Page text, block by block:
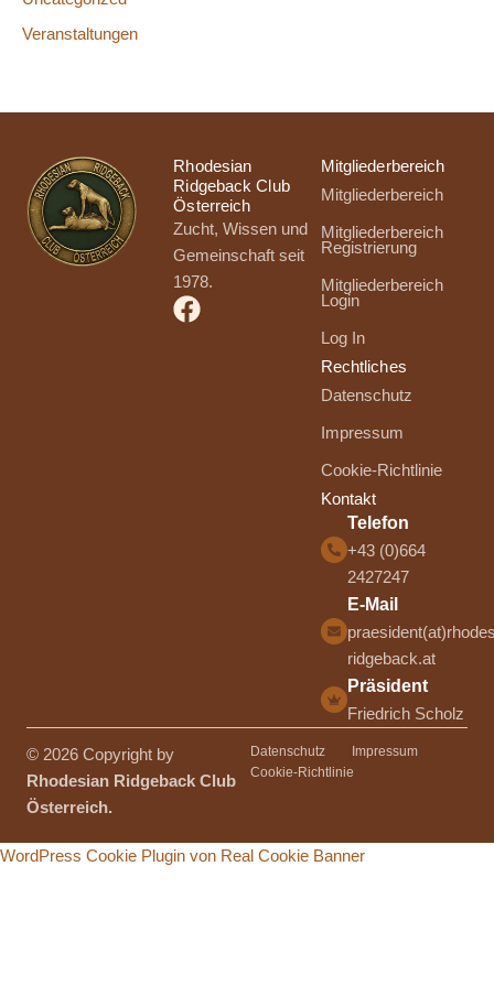
Veranstaltungen
Rhodesian
Ridgeback Club
Österreich
Zucht, Wissen und
Gemeinschaft seit
1978.
Mitgliederbereich
Mitgliederbereich
Mitgliederbereich
Registrierung
Mitgliederbereich
Login
Log In
Rechtliches
Datenschutz
Impressum
Cookie-Richtlinie
Kontakt
Telefon
+43 (0)664
2427247
E-Mail
ridgeback.at
Präsident
Friedrich Scholz
© 2026 Copyright by
Rhodesian Ridgeback Club
Österreich.
Datenschutz
Impressum
Cookie-Richtlinie
WordPress Cookie Plugin von Real Cookie Banner